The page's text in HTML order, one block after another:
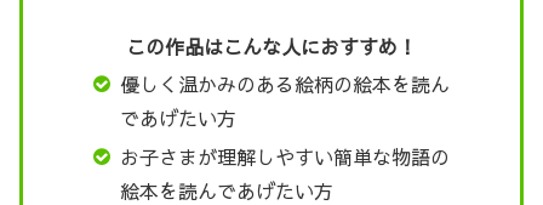
この作品はこんな人におすすめ！
優しく温かみのある絵柄の絵本を読ん
であげたい方
お子さまが理解しやすい簡単な物語の
絵本を読んであげたい方